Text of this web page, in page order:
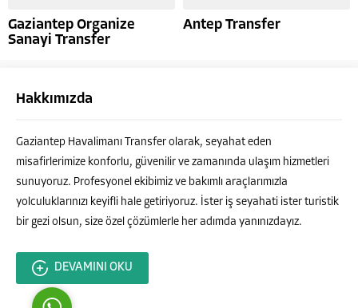
Gaziantep Organize
Sanayi Transfer
Antep Transfer
Hakkımızda
Gaziantep Havalimanı Transfer olarak, seyahat eden
misafirlerimize konforlu, güvenilir ve zamanında ulaşım hizmetleri
sunuyoruz. Profesyonel ekibimiz ve bakımlı araçlarımızla
yolculuklarınızı keyifli hale getiriyoruz. İster iş seyahati ister turistik
bir gezi olsun, size özel çözümlerle her adımda yanınızdayız.
DEVAMINI OKU
Ahmet ÇELEBİ